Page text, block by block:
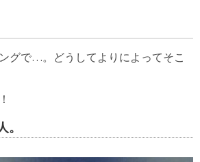
グで…。どうしてよりによってそこ